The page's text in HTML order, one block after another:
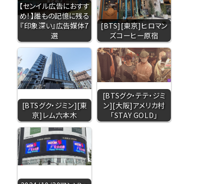
【センイル広告におすす
め！】誰もの記憶に残る
『印象深い』広告媒体7
選
[BTS][東京]ヒロマン
ズコーヒー原宿
[BTSグク・ジミン][東
京]レム六本木
[BTSグク・テテ・ジミ
ン][大阪]アメリカ村
「STAY GOLD」